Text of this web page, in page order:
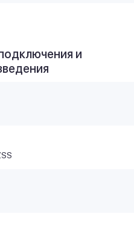
и